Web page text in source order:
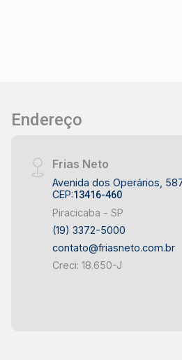
Endereço
Frias Neto
Avenida dos Operários,
CEP:13416-460
Piracicaba - SP
(19) 3372-5000
contato@friasneto.com.br
Creci: 18.650-J